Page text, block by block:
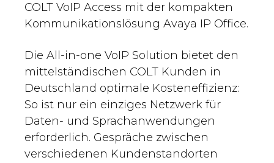
COLT VoIP Access mit der kompakten
Kommunikationslösung Avaya IP Office.
Die All-in-one VoIP Solution bietet den
mittelständischen COLT Kunden in
Deutschland optimale Kosteneffizienz:
So ist nur ein einziges Netzwerk für
Daten- und Sprachanwendungen
erforderlich. Gespräche zwischen
verschiedenen Kundenstandorten